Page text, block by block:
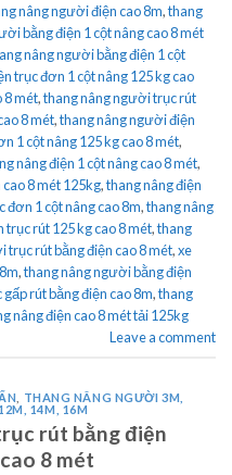
nâng người điện cao 8m,thang
bằng điện 1 cột nâng cao 8 mét
nâng người bằng điện 1 cột
trục đơn 1 cột nâng 125 kg cao
8 mét,thang nâng người trục rút
8 mét,thang nâng người điện
1 cột nâng 125 kg cao 8 mét,
nâng điện 1 cột nâng cao 8 mét,
8 mét 125kg,thang nâng điện
1 cột nâng cao 8m,thang nâng
trục rút 125 kg cao 8 mét,thang
trục rút bằng điện cao 8 mét,xe
,thang nâng người bằng điện
rút bằng điện cao 8m,thang
nâng điện cao 8 mét tải 125kg
Leave a comment
THANG NÂNG NGƯỜI 3M,
14M, 16M
rút bằng điện
8 mét